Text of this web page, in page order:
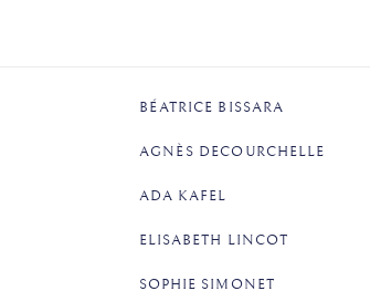
BÉATRICE BISSARA
AGNÈS DECOURCHELLE​
ADA KAFEL​
ELISABETH LINCOT​
SOPHIE SIMONET